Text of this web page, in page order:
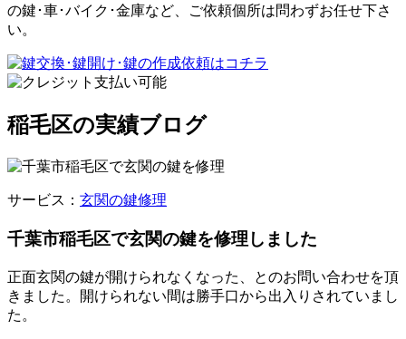
の鍵･車･バイク･金庫など、ご依頼個所は問わずお任せ下さ
い。
稲毛区の実績ブログ
サービス： 玄関の鍵修理
千葉市稲毛区で玄関の鍵を修理しました
正面玄関の鍵が開けられなくなった、とのお問い合わせを頂
きました。開けられない間は勝手口から出入りされていまし
た。